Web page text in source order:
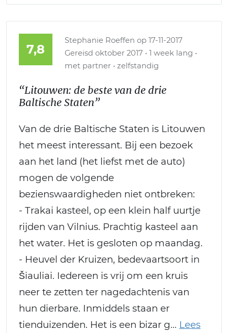
7,8
Stephanie Roeffen op 17-11-2017
Gereisd oktober 2017 • 1 week lang •
met partner • zelfstandig
“Litouwen: de beste van de drie
Baltische Staten”
Van de drie Baltische Staten is Litouwen
het meest interessant. Bij een bezoek
aan het land (het liefst met de auto)
mogen de volgende
bezienswaardigheden niet ontbreken:
- Trakai kasteel, op een klein half uurtje
rijden van Vilnius. Prachtig kasteel aan
het water. Het is gesloten op maandag.
- Heuvel der Kruizen, bedevaartsoort in
Šiauliai. Iedereen is vrij om een kruis
neer te zetten ter nagedachtenis van
hun dierbare. Inmiddels staan er
tienduizenden. Het is een bizar g